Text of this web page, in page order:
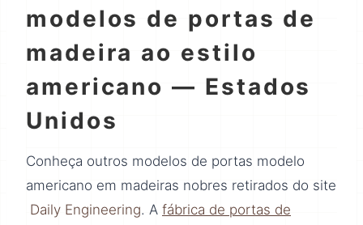
modelos de portas de
madeira ao estilo
americano — Estados
Unidos
Conheça outros modelos de portas modelo
americano em madeiras nobres retirados do site
Daily Engineering. A fábrica de portas de